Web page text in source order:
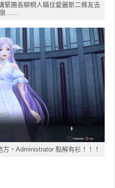
緊團長聊桐人瞞住愛麗斯二條友去
……
，Administrator 點解有衫！！！